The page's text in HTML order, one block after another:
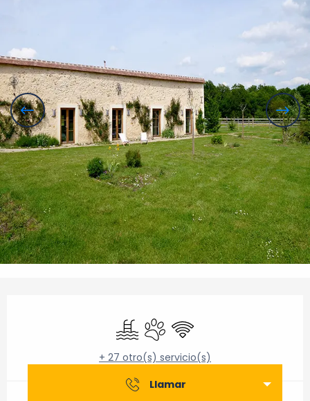
PiscinaSe aceptan animales
Wifi
+ 27 otro(s) servicio(s)
Llamar